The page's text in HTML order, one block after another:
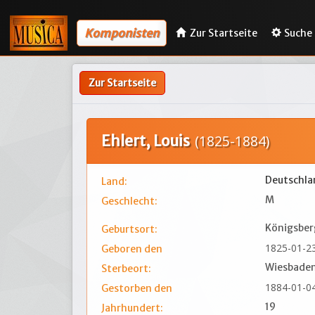
Komponisten Zur Startseite Suche
Zur Startseite
Ehlert, Louis (1825-1884)
Land:
Geschlecht:
M
Geburtsort:
Geboren den
1825-01-
Sterbeort:
Gestorben den
1884-01-
Jahrhundert: 19